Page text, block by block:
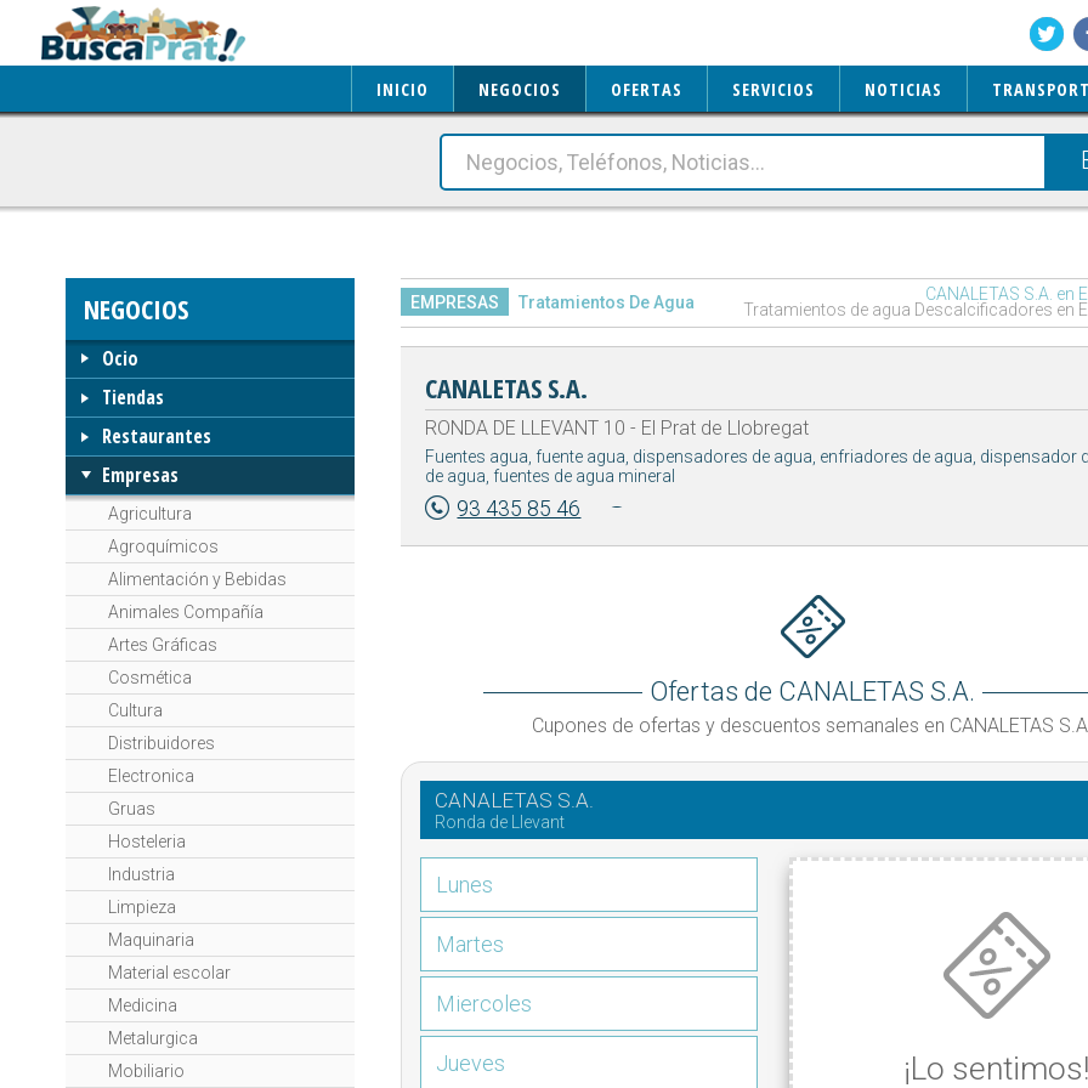
INICIO NEGOCIOS OFERTAS SERVICIOS NOTICIAS
NEGOCIOS
Ocio
Tiendas
Restaurantes
Empresas
Agricultura
Agroquímicos
Alimentación y Bebidas
Animales Compañía
Artes Gráficas
Cosmética
Cultura
Distribuidores
Electronica
Gruas
Hosteleria
Industria
Limpieza
Maquinaria
Material escolar
Medicina
Metalurgica
Mobiliario
EMPRESAS Tratamientos De Agua
CANALETAS S.A. en
Tratamientos de agua Descalcificadores en
CANALETAS S.A.
RONDA DE LLEVANT 10 - El Prat de Llobregat
Fuentes agua, fuente agua, dispensadores de agua, enfriadores de agua, dispensador
de agua, fuentes de agua mineral
93 435 85 46
Ofertas de CANALETAS S.A.
Cupones de ofertas y descuentos semanales en CANALETAS
CANALETAS S.A.
Ronda de Llevant
Lunes
Martes
Miercoles
Jueves ¡Lo